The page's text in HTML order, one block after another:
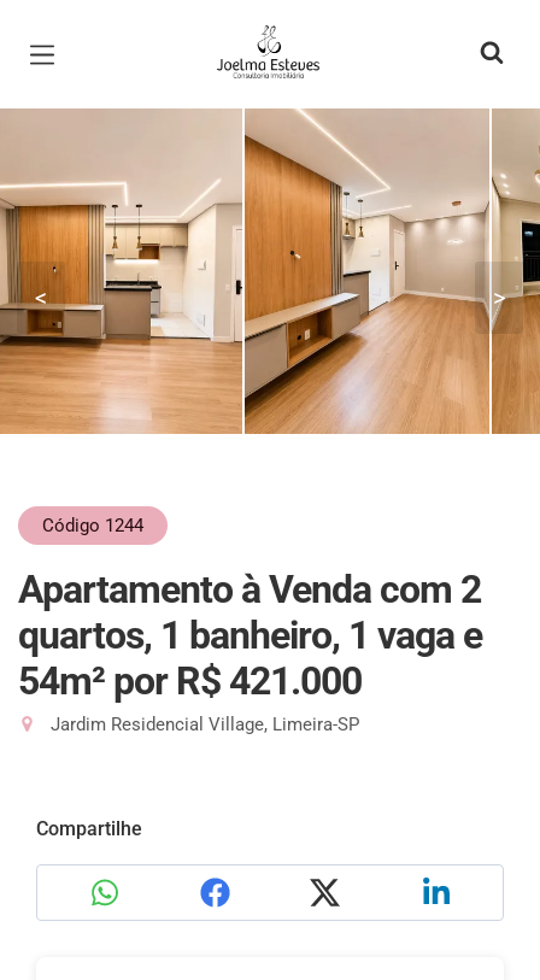
Página inicial
< >
Código 1244
Apartamento à Venda com 2
quartos, 1 banheiro, 1 vaga e
54m² por R$ 421.000
Jardim Residencial Village, Limeira-SP
Compartilhe